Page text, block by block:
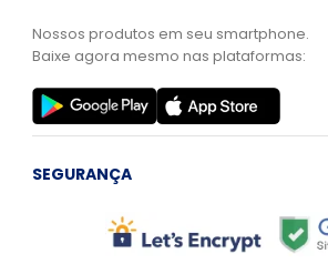
Nossos produtos em seu smartphone.
Baixe agora mesmo nas plataformas:
SEGURANÇA